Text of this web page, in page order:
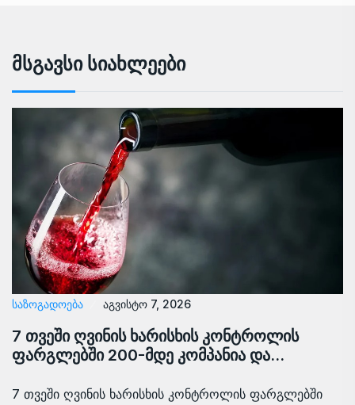
Მსგავსი Სიახლეები
ᲡᲐᲖᲝᲒᲐᲓᲝᲔᲑᲐ აგვისტო 7, 2026
7 თვეში ღვინის ხარისხის კონტროლის
ფარგლებში 200-მდე კომპანია და…
7 თვეში ღვინის ხარისხის კონტროლის ფარგლებში